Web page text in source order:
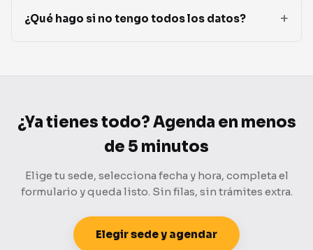
¿Qué hago si no tengo todos los datos?
¿Ya tienes todo? Agenda en menos
de 5 minutos
Elige tu sede, selecciona fecha y hora, completa el
formulario y queda listo. Sin filas, sin trámites extra.
Elegir sede y agendar